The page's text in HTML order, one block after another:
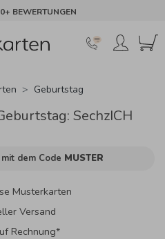
BEWERTUNGEN
Geburtstag
SechzICH
dem Code MUSTER
Musterkarten
Versand
Rechnung*